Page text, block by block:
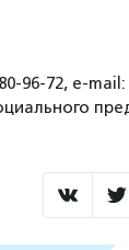
96-72, е-